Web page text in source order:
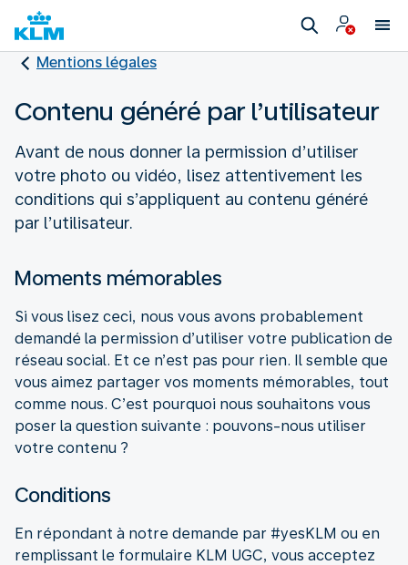
Mentions légales
Contenu généré par l’utilisateur
Avant de nous donner la permission d’utiliser
votre photo ou vidéo, lisez attentivement les
conditions qui s’appliquent au contenu généré
par l’utilisateur.
Moments mémorables
Si vous lisez ceci, nous vous avons probablement
demandé la permission d’utiliser votre publication de
réseau social. Et ce n’est pas pour rien. Il semble que
vous aimez partager vos moments mémorables, tout
comme nous. C’est pourquoi nous souhaitons vous
poser la question suivante : pouvons-nous utiliser
votre contenu ?
Conditions
En répondant à notre demande par #yesKLM ou en
remplissant le formulaire KLM UGC, vous acceptez